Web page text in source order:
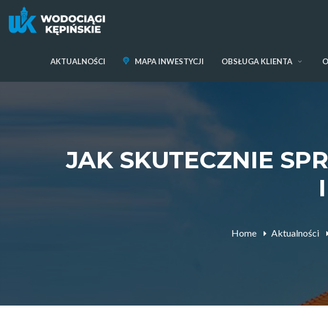
AKTUALNOŚCI MAPA INWESTYCJI OBSŁUGA KLIENTA
JAK SKUTECZNIE
Home Aktualności